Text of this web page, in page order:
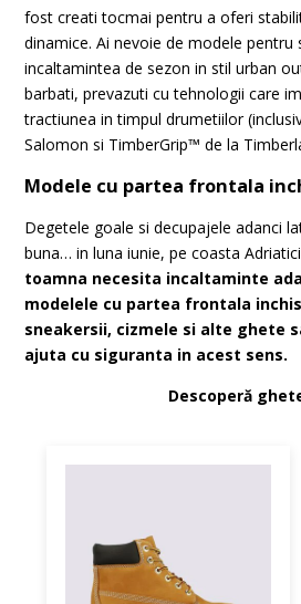
fost creati tocmai pentru a oferi
dinamice. Ai nevoie de modele pentru
incaltamintea de sezon in stil urban
barbati, prevazuti cu tehnologii care
tractiunea in timpul drumetiilor
Salomon si TimberGrip™ de la
Modele cu partea frontala
Degetele goale si decupajele adanci
buna… in luna iunie, pe coasta
toamna necesita incaltaminte
modelele cu partea frontala
sneakersii, cizmele si alte ghete
ajuta cu siguranta in acest sens.
Descoperă